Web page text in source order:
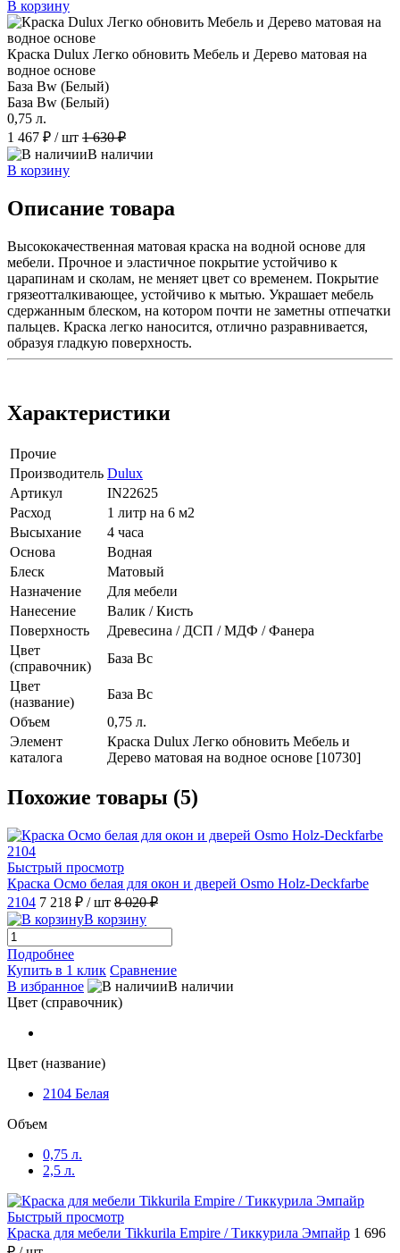
В корзину
Краска Dulux Легко обновить Мебель и Дерево матовая на
водное основе
База Bw (Белый)
База Bw (Белый)
0,75 л.
1 467 ₽ / шт 1 630 ₽
В наличии
В корзину
Описание товара
Высококачественная матовая краска на водной основе для
мебели. Прочное и эластичное покрытие устойчиво к
царапинам и сколам, не меняет цвет со временем. Покрытие
грязеотталкивающее, устойчиво к мытью. Украшает мебель
сдержанным блеском, на котором почти не заметны отпечатки
пальцев. Краска легко наносится, отлично разравнивается,
образуя гладкую поверхность.
Характеристики
Прочие
Производитель Dulux
Артикул
IN22625
Расход
1 литр на 6 м2
Высыхание
4 часа
Основа
Водная
Блеск
Матовый
Назначение
Для мебели
Нанесение
Валик / Кисть
Поверхность
Древесина / ДСП / МДФ / Фанера
Цвет
(справочник)
База Bc
Цвет
(название)
База Bc
Объем
0,75 л.
Элемент
каталога
Краска Dulux Легко обновить Мебель и
Дерево матовая на водное основе [10730]
Похожие товары (5)
Быстрый просмотр
Краска Осмо белая для окон и дверей Osmo Holz-Deckfarbe
2104 7 218 ₽ / шт 8 020 ₽
В корзину
Подробнее
Купить в 1 клик Сравнение
В избранное
В наличии
Цвет (справочник)
Цвет (название)
2104 Белая
Объем
0,75 л.
2,5 л.
Быстрый просмотр
Краска для мебели Tikkurila Empire / Тиккурила Эмпайр 1 696